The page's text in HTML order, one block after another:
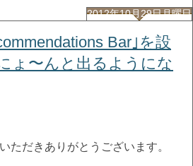
2012年10月29日月曜日
Bar｣を設
ょ〜んと出るようにな
ただきありがとうございます。